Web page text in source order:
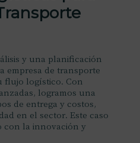
y una planificación
empresa de transporte
flujo logístico. Con
logramos una
de entrega y costos,
en el sector. Este caso
con la innovación y